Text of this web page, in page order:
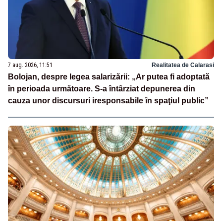
7 aug. 2026, 11:51 Realitatea de Calarasi
Bolojan, despre legea salarizării: „Ar putea fi adoptată
în perioada următoare. S-a întârziat depunerea din
cauza unor discursuri iresponsabile în spaţiul public”